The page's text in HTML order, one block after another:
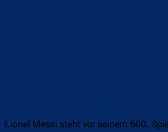
Lionel Messi steht vor seinem 600.